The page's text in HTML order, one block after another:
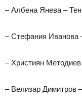
– Албена Янева –
– Стефания Иванова
– Християн
– Велизар Димитров